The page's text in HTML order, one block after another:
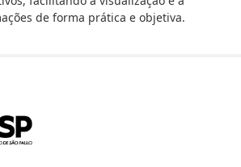
de forma prática e objetiva.